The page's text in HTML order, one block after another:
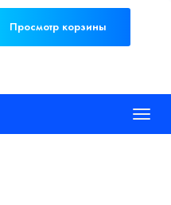
Просмотр корзины